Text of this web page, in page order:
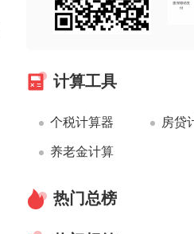
计算工具
个税计算器 房贷
养老金计算
热门总榜